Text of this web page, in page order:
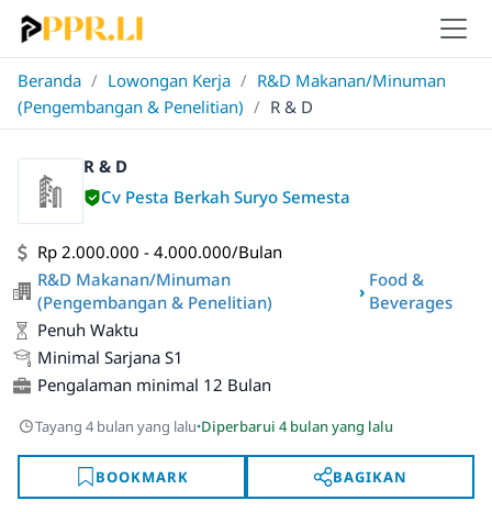
Beranda / Lowongan Kerja / R&D Makanan/Minuman
(Pengembangan & Penelitian) / R & D
R & D
Cv Pesta Berkah Suryo Semesta
Rp 2.000.000 - 4.000.000/Bulan
R&D Makanan/Minuman
(Pengembangan & Penelitian)
›
Food &
Beverages
Penuh Waktu
Minimal Sarjana S1
Pengalaman minimal 12 Bulan
Tayang 4 bulan yang lalu·Diperbarui 4 bulan yang lalu
BOOKMARK BAGIKAN